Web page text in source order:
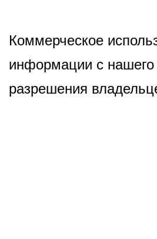
Коммерческое
информации с нашего
разрешения